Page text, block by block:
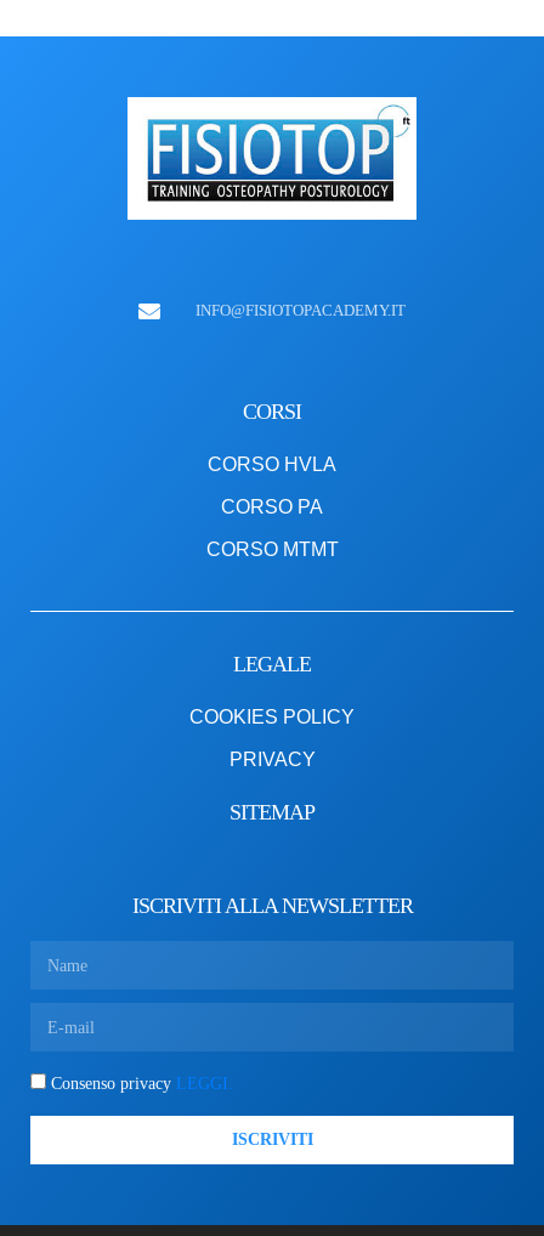
INFO@FISIOTOPACADEMY.IT
CORSI
CORSO HVLA
CORSO PA
CORSO MTMT
LEGALE
COOKIES POLICY
PRIVACY
SITEMAP
ISCRIVITI ALLA NEWSLETTER
Consenso privacy LEGGI.
ISCRIVITI